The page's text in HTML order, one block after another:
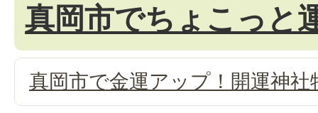
真岡市でちょこっと
真岡市で金運アップ！開運神社